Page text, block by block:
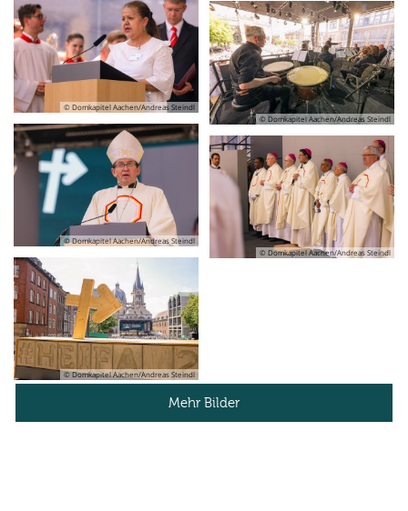
© Domkapitel Aachen/Andreas Steindl
© Domkapitel Aachen/Andreas Steindl
© Domkapitel Aachen/Andreas Steindl
© Domkapitel Aachen/Andreas Steindl
© Domkapitel Aachen/Andreas Steindl
Mehr Bilder